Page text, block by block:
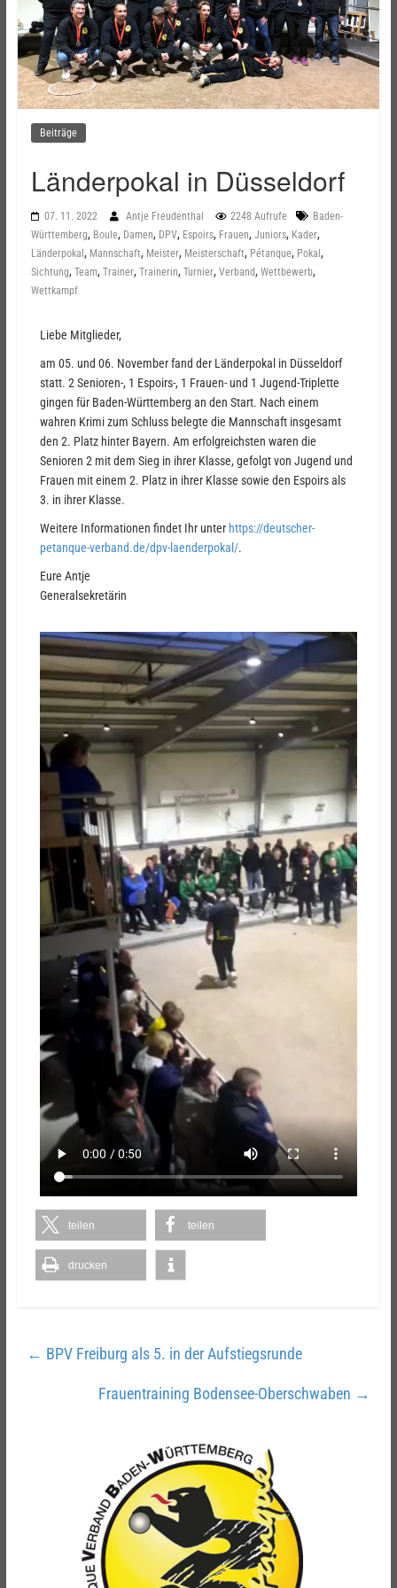
Beiträge
Länderpokal in Düsseldorf
07. 11. 2022 Antje Freudenthal 2248 Aufrufe
Baden-
Württemberg, Boule, Damen, DPV, Espoirs, Frauen, Juniors, Kader,
Länderpokal , Mannschaft, Meister, Meisterschaft, Pétanque, Pokal ,
Sichtung, Team, Trainer, Trainerin, Turnier, Verband, Wettbewerb,
Wettkampf
Liebe Mitglieder,
am 05. und 06. November fand der Länderpokal in Düsseldorf
statt. 2 Senioren-, 1 Espoirs-, 1 Frauen- und 1 Jugend-Triplette
gingen für Baden-Württemberg an den Start. Nach einem
wahren Krimi zum Schluss belegte die Mannschaft insgesamt
den 2. Platz hinter Bayern. Am erfolgreichsten waren die
Senioren 2 mit dem Sieg in ihrer Klasse, gefolgt von Jugend und
Frauen mit einem 2. Platz in ihrer Klasse sowie den Espoirs als
3. in ihrer Klasse.
Weitere Informationen findet Ihr unter https://deutscher-
petanque-verband.de/dpv-laenderpokal/.
Eure Antje
Generalsekretärin
teilen teilen
drucken
← BPV Freiburg als 5. in der Aufstiegsrunde
Frauentraining Bodensee-Oberschwaben →